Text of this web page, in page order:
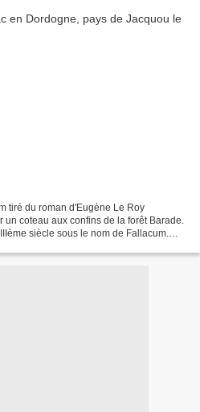
tiré du roman d'Eugène Le Roy
coteau aux confins de la forêt Barade.
siècle sous le nom de Fallacum.